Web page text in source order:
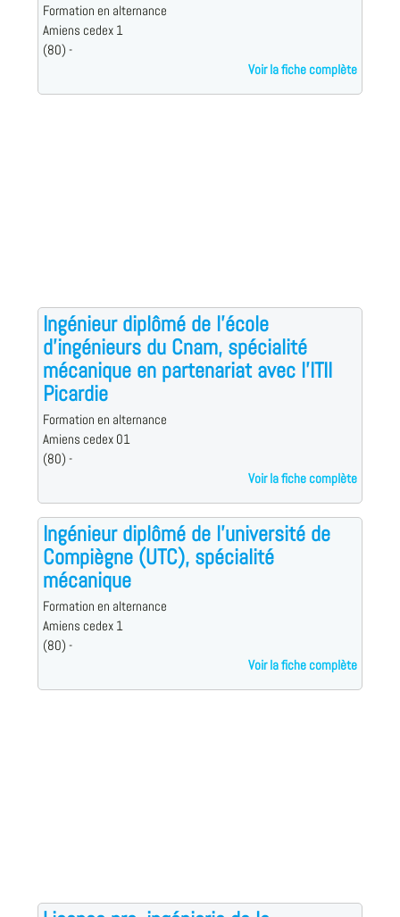
Formation en alternance
Amiens cedex 1
(80) -
Voir la fiche complète
Ingénieur diplômé de l'école
d'ingénieurs du Cnam, spécialité
mécanique en partenariat avec l'ITII
Picardie
Formation en alternance
Amiens cedex 01
(80) -
Voir la fiche complète
Ingénieur diplômé de l'université de
Compiègne (UTC), spécialité
mécanique
Formation en alternance
Amiens cedex 1
(80) -
Voir la fiche complète